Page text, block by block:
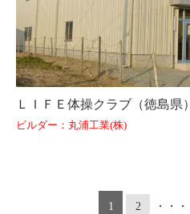
ＬＩＦＥ体操クラブ（徳島県）
ビルダー：丸浦工業(株)
1 2 ・・・